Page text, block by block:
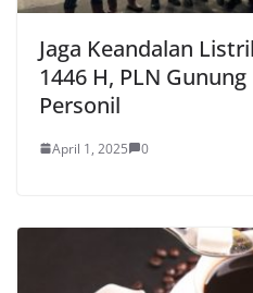
Jaga Keandalan
1446 H, PLN
Personil
April 1, 2025 0